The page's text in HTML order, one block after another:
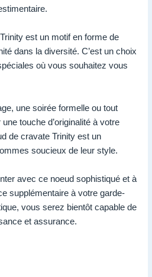
est un motif en forme de
dans la diversité. C’est un choix
où vous souhaitez vous
une soirée formelle ou tout
touche d’originalité à votre
de cravate Trinity est un
soucieux de leur style.
avec ce noeud sophistiqué et à
supplémentaire à votre garde-
vous serez bientôt capable de
et assurance.